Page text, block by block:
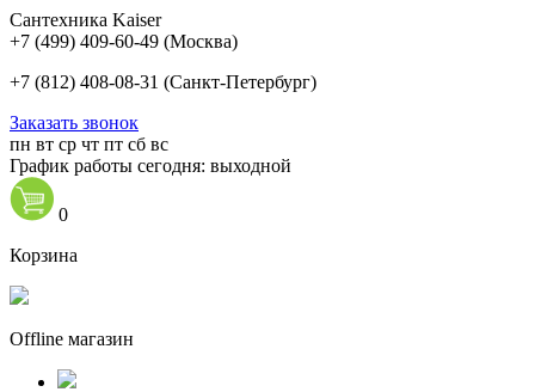
Сантехника Kaiser
+7 (499) 409-60-49 (Москва)
+7 (812) 408-08-31 (Санкт-Петербург)
Заказать звонок
пн вт ср чт пт сб вс
График работы сегодня: выходной
0
Корзина
Offline магазин